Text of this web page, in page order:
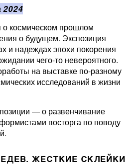
2024
космическом прошлом
о будущем. Экспозиция
и надеждах эпохи покорения
чего-то невероятного.
на выставке по-разному
исследований в жизни
— о развенчивание
восторга по поводу
ЖЕСТКИЕ СКЛЕЙКИ